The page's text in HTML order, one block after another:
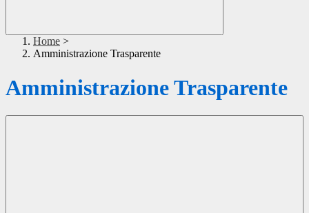
Home >
Amministrazione Trasparente
Amministrazione Trasparente